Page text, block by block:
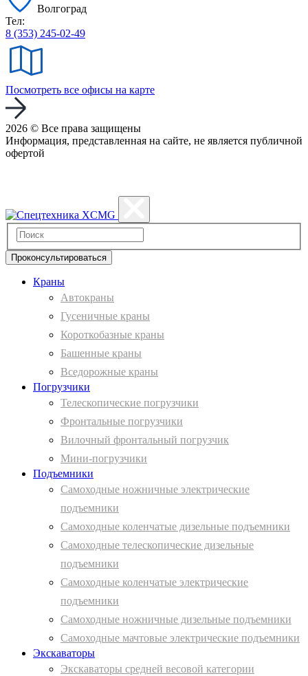
Волгоград
Тел:
8 (353) 245-02-49
Посмотреть все офисы на карте
2026 © Все права защищены
Информация, представленная на сайте, не является публичной
офертой
Проконсультироваться
Краны
Автокраны
Гусеничные краны
Короткобазные краны
Башенные краны
Вcедорожные краны
Погрузчики
Телескопические погрузчики
Фронтальные погрузчики
Вилочный фронтальный погрузчик
Мини-погрузчики
Подъемники
Самоходные ножничные электрические
подъемники
Самоходные коленчатые дизельные подъемники
Самоходные телескопические дизельные
подъемники
Самоходные коленчатые электрические
подъемники
Самоходные ножничные дизельные подъемники
Самоходные мачтовые электрические подъемники
Экскаваторы
Экскаваторы средней весовой категории